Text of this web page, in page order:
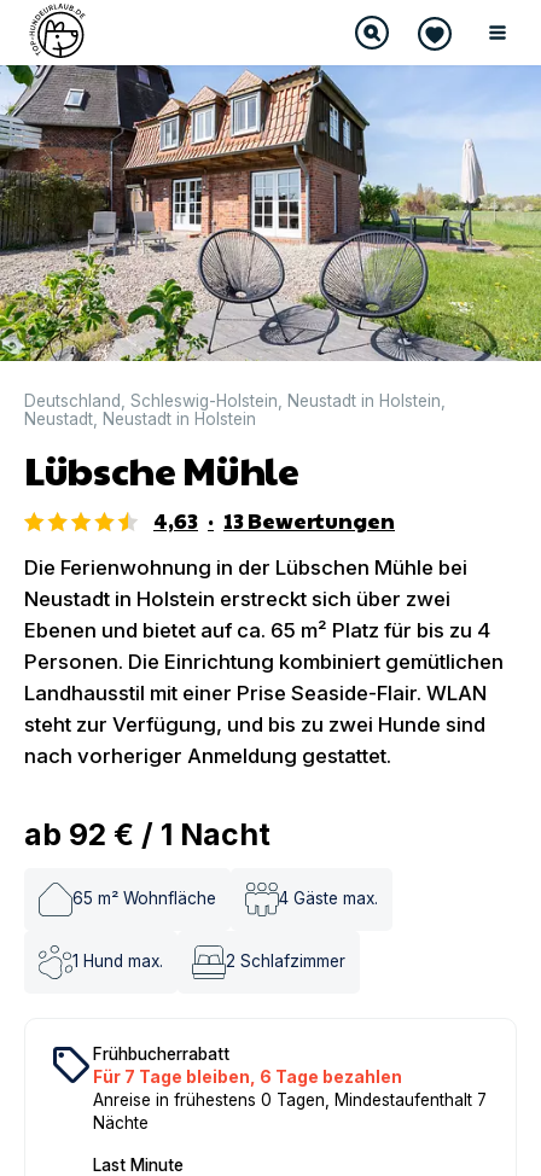
DIREKT BUCHBAR
Deutschland Schleswig-Holstein Neustadt in Holstein
Neustadt
Neustadt in Holstein
Lübsche Mühle
4,63 · 13Bewertungen
Die Ferienwohnung in der Lübschen Mühle bei
Neustadt in Holstein erstreckt sich über zwei
Ebenen und bietet auf ca. 65 m² Platz für bis zu 4
Personen. Die Einrichtung kombiniert gemütlichen
Landhausstil mit einer Prise Seaside-Flair. WLAN
steht zur Verfügung, und bis zu zwei Hunde sind
nach vorheriger Anmeldung gestattet.
ab 92 € / 1 Nacht
65 m² Wohnfläche 4 Gäste max.
1 Hund max. 2 Schlafzimmer
local_offer Frühbucherrabatt
Für 7 Tage bleiben, 6 Tage bezahlen
Anreise in frühestens 0 Tagen, Mindestaufenthalt 7
Nächte
Last Minute